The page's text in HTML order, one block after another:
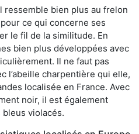
ressemble bien plus au frelon
ce qui concerne ses
le fil de la similitude. En
bien plus développées avec
Il ne faut pas
l’abeille charpentière qui elle,
localisée en France. Avec
noir, il est également
violacés.